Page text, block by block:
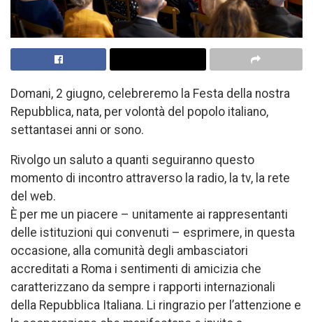
Domani, 2 giugno, celebreremo la Festa della nostra
Repubblica, nata, per volontà del popolo italiano,
settantasei anni or sono.
Rivolgo un saluto a quanti seguiranno questo
momento di incontro attraverso la radio, la tv, la rete
del web.
È per me un piacere – unitamente ai rappresentanti
delle istituzioni qui convenuti – esprimere, in questa
occasione, alla comunità degli ambasciatori
accreditati a Roma i sentimenti di amicizia che
caratterizzano da sempre i rapporti internazionali
della Repubblica Italiana. Li ringrazio per l’attenzione e